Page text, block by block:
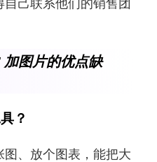
加图片的优点缺
？
图、放个图表，能把大